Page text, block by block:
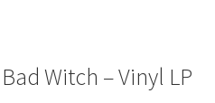
Witch – Vinyl LP